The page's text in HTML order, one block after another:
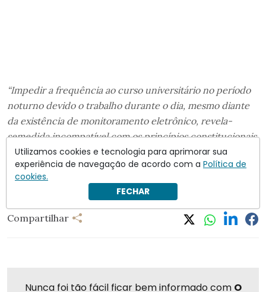
“Impedir a frequência ao curso universitário no período
noturno devido o trabalho durante o dia, mesmo diante
da existência de monitoramento eletrônico, revela-
semedida incompatível com os princípios constitucionais
que regem a execução penal”, pontua.
Daniel Silveira
Compartilhar
Nunca foi tão fácil ficar bem informado com O
Utilizamos cookies e tecnologia para aprimorar sua
experiência de navegação de acordo com a Política de
cookies.
FECHAR